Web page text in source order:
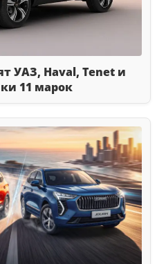
УАЗ, Haval, Tenet и
11 марок